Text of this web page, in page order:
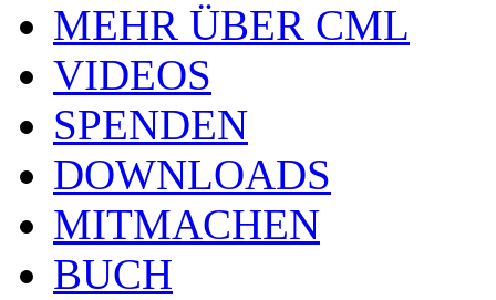
MEHR ÜBER CML
VIDEOS
SPENDEN
DOWNLOADS
MITMACHEN
BUCH